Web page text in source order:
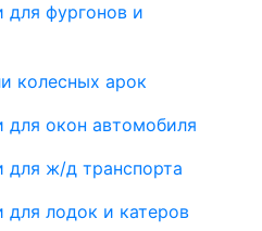
для фургонов и
колесных арок
для окон автомобиля
для ж/д транспорта
для лодок и катеров